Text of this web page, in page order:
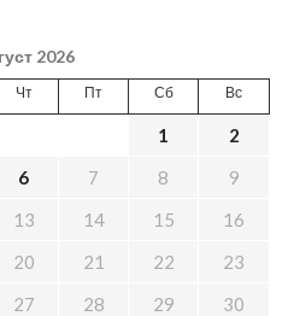
2026
Чт Пт Сб Вс
1
2
6 7 8
9
13 14 15
16
20 21 22
23
27 28 29
30